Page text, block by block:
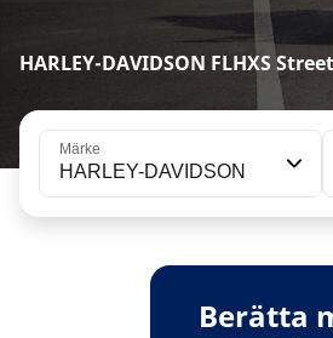
HARLEY-DAVIDSON FLHXS
Märke
HARLEY-DAVIDSON
Berätta